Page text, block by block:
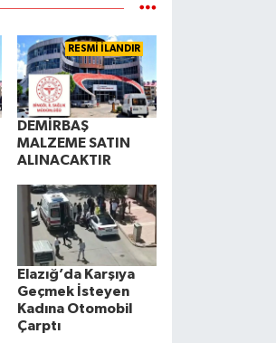
RESMİ İLANDIR
DEMİRBAŞ
MALZEME SATIN
ALINACAKTIR
Elazığ’da Karşıya
Geçmek İsteyen
Kadına Otomobil
Çarptı